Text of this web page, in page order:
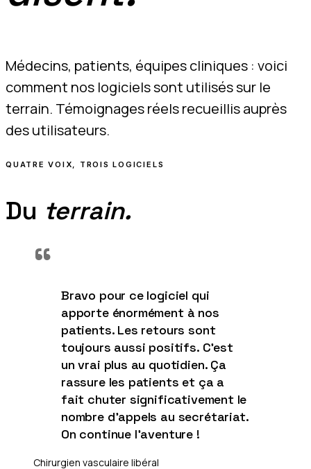
Médecins, patients, équipes cliniques : voici
comment nos logiciels sont utilisés sur le
terrain. Témoignages réels recueillis auprès
des utilisateurs.
QUATRE VOIX, TROIS LOGICIELS
Du terrain.
“
Bravo pour ce logiciel qui
apporte énormément à nos
patients. Les retours sont
toujours aussi positifs. C'est
un vrai plus au quotidien. Ça
rassure les patients et ça a
fait chuter significativement le
nombre d'appels au secrétariat.
On continue l'aventure !
Chirurgien vasculaire libéral